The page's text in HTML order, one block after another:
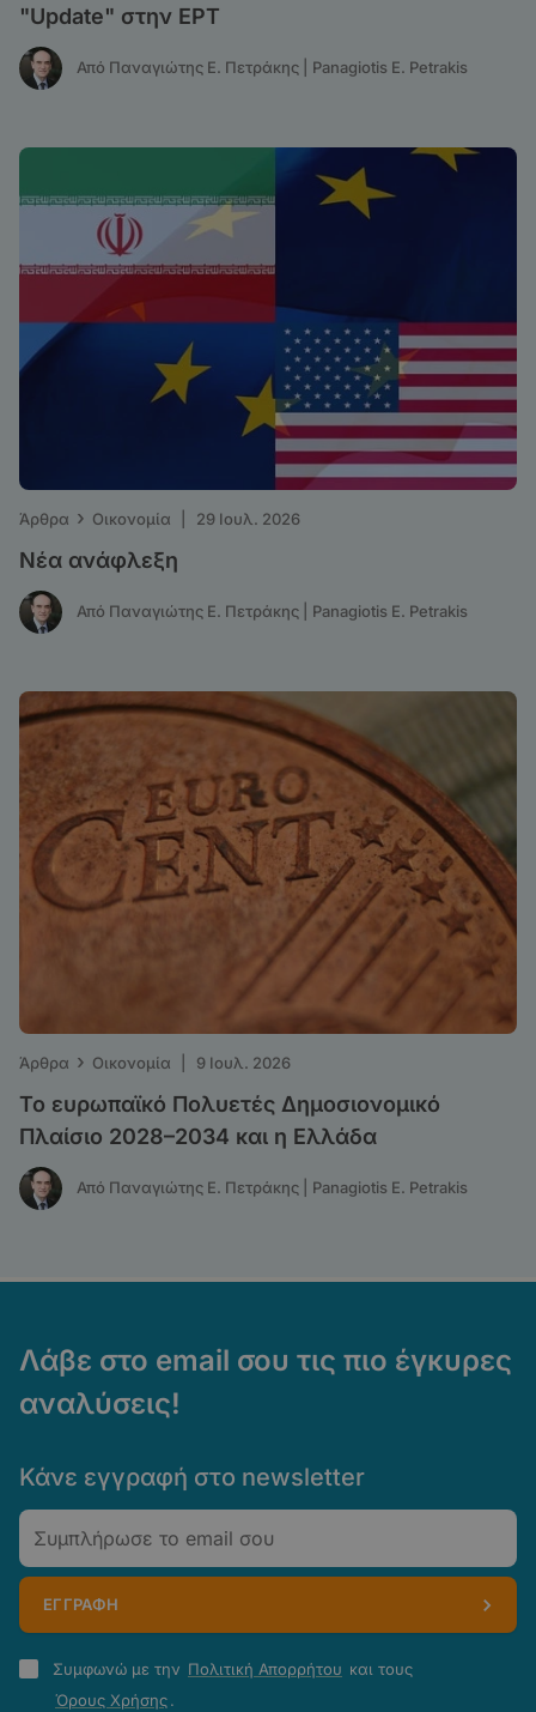
"Update" στην ΕΡΤ
Από Παναγιώτης Ε. Πετράκης | Panagiotis E. Petrakis
Άρθρα › Οικονομία 29 Ιουλ. 2026
Νέα ανάφλεξη
Από Παναγιώτης Ε. Πετράκης | Panagiotis E. Petrakis
Άρθρα › Οικονομία 9 Ιουλ. 2026
Το ευρωπαϊκό Πολυετές Δημοσιονομικό
Πλαίσιο 2028–2034 και η Ελλάδα
Από Παναγιώτης Ε. Πετράκης | Panagiotis E. Petrakis
Λάβε στο email σου τις πιο έγκυρες
αναλύσεις!
Κάνε εγγραφή στο newsletter
Email
ΕΓΓΡΑΦΗ
Πολιτική
Απορρήτου
Συμφωνώ με την Πολιτική Απορρήτου και τους
Όρους Χρήσης.